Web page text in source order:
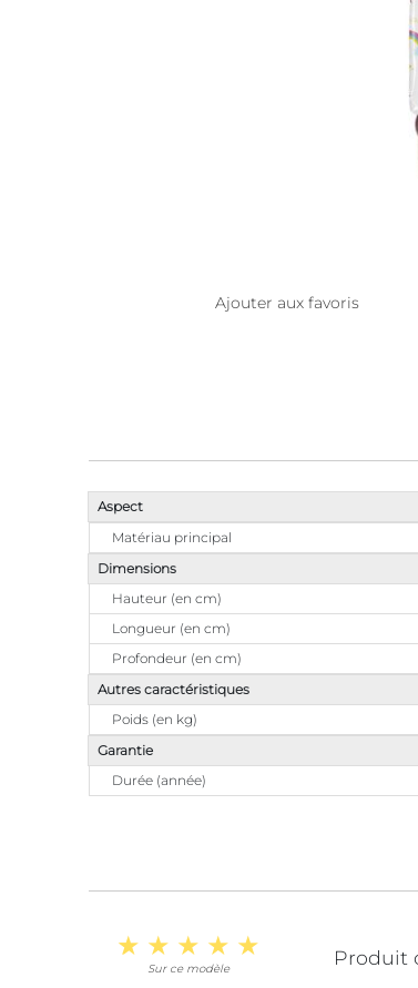
Ajouter aux favoris
Aspect
Matériau principal
Dimensions
Hauteur (en cm)
Longueur (en cm)
Profondeur (en cm)
Autres caractéristiques
Poids (en kg)
Garantie
Durée (année)
Sur ce modèle Produit